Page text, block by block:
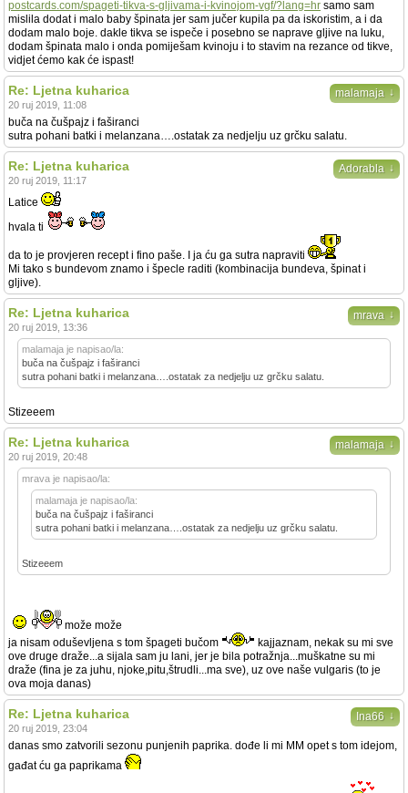
postcards.com/spageti-tikva-s-gljivama-i-kvinojom-vgf/?lang=hr samo sam
mislila dodat i malo baby špinata jer sam jučer kupila pa da iskoristim, a i da
dodam malo boje. dakle tikva se ispeče i posebno se naprave gljive na luku,
dodam špinata malo i onda pomiješam kvinoju i to stavim na rezance od tikve,
vidjet ćemo kak će ispast!
malamaja ↓
Re: Ljetna kuharica
20 ruj 2019, 11:08
buča na čušpajz i faširanci
sutra pohani batki i melanzana….ostatak za nedjelju uz grčku salatu.
Adorabla ↓
Re: Ljetna kuharica
20 ruj 2019, 11:17
Latice
hvala ti
da to je provjeren recept i fino paše. I ja ću ga sutra napraviti
Mi tako s bundevom znamo i špecle raditi (kombinacija bundeva, špinat i
gljive).
mrava ↓
Re: Ljetna kuharica
20 ruj 2019, 13:36
malamaja je napisao/la:
buča na čušpajz i faširanci
sutra pohani batki i melanzana….ostatak za nedjelju uz grčku salatu.
Stizeeem
malamaja ↓
Re: Ljetna kuharica
20 ruj 2019, 20:48
mrava je napisao/la:
malamaja je napisao/la:
buča na čušpajz i faširanci
sutra pohani batki i melanzana….ostatak za nedjelju uz grčku salatu.
Stizeeem
može može
ja nisam oduševljena s tom špageti bučom
kajjaznam, nekak su mi sve
ove druge draže...a sijala sam ju lani, jer je bila potražnja...muškatne su mi
draže (fina je za juhu, njoke,pitu,štrudli...ma sve), uz ove naše vulgaris (to je
ova moja danas)
Ina66 ↓
Re: Ljetna kuharica
20 ruj 2019, 23:04
danas smo zatvorili sezonu punjenih paprika. dođe li mi MM opet s tom idejom,
gađat ću ga paprikama